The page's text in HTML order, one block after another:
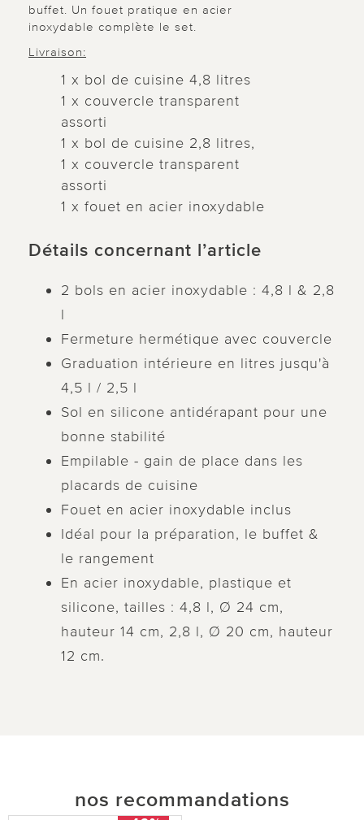
buffet. Un fouet pratique en acier
inoxydable complète le set.
Livraison:
1 x bol de cuisine 4,8 litres
1 x couvercle transparent
assorti
1 x bol de cuisine 2,8 litres,
1 x couvercle transparent
assorti
1 x fouet en acier inoxydable
Détails concernant l’article
2 bols en acier inoxydable : 4,8 l & 2,8
l
Fermeture hermétique avec couvercle
Graduation intérieure en litres jusqu'à
4,5 l / 2,5 l
Sol en silicone antidérapant pour une
bonne stabilité
Empilable - gain de place dans les
placards de cuisine
Fouet en acier inoxydable inclus
Idéal pour la préparation, le buffet &
le rangement
En acier inoxydable, plastique et
silicone, tailles : 4,8 l, Ø 24 cm,
hauteur 14 cm, 2,8 l, Ø 20 cm, hauteur
12 cm.
nos recommandations